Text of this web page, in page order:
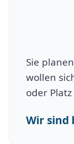
Sie
wollen
oder
Wir sind